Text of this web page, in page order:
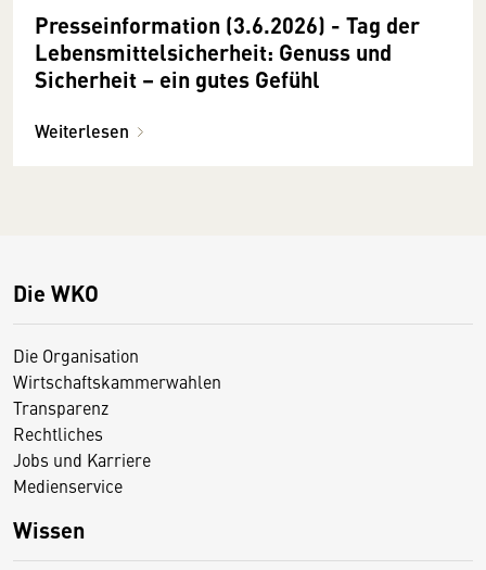
Presseinformation (3.6.2026) - Tag der
Lebensmittelsicherheit: Genuss und
Sicherheit – ein gutes Gefühl
Weiterlesen
Die WKO
Die Organisation
Wirtschaftskammerwahlen
Transparenz
Rechtliches
Jobs und Karriere
Medienservice
Wissen